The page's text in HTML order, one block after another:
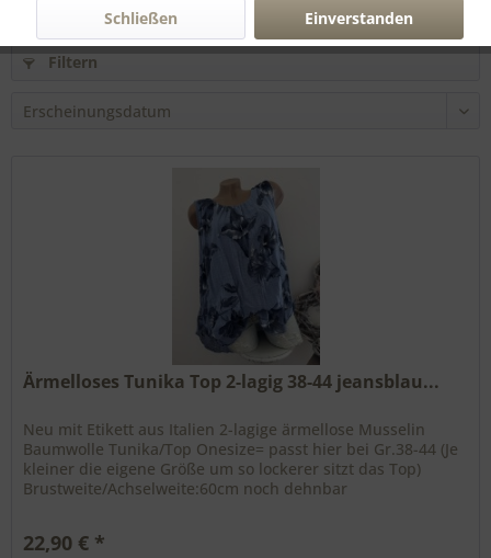
Filtern
Ärmelloses Tunika Top 2-lagig 38-44 jeansblau...
Neu mit Etikett aus Italien 2-lagige ärmellose Musselin
Baumwolle Tunika/Top Onesize= passt hier bei Gr.38-44 (Je
kleiner die eigene Größe um so lockerer sitzt das Top)
Brustweite/Achselweite:60cm noch dehnbar
22,90 € *
Einverstanden
Schließen